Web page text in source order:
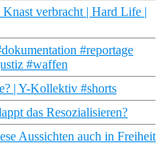
verbracht | Hard Life |
#reportage
#waffen
| Y-Kollektiv #shorts
das Resozialisieren?
Aussichten auch in Freiheit